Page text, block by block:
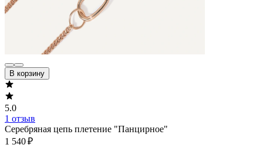
В корзину
5.0
1 отзыв
Серебряная цепь плетение "Панцирное"
1 540 ₽